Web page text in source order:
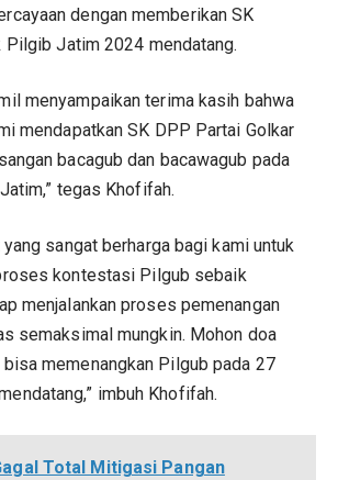
dengan memberikan SK
Pilgib Jatim 2024 mendatang.
menyampaikan terima kasih bahwa
mendapatkan SK DPP Partai Golkar
bacagub dan bacawagub pada
tegas Khofifah.
yang sangat berharga bagi kami untuk
kontestasi Pilgub sebaik
menjalankan proses pemenangan
semaksimal mungkin. Mohon doa
memenangkan Pilgub pada 27
imbuh Khofifah.
Total Mitigasi Pangan